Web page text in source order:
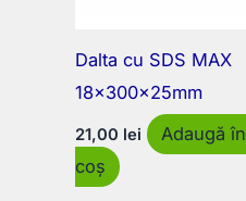
Dalta cu SDS MAX
18x300x25mm
21,00 lei
Adaugă în
coș